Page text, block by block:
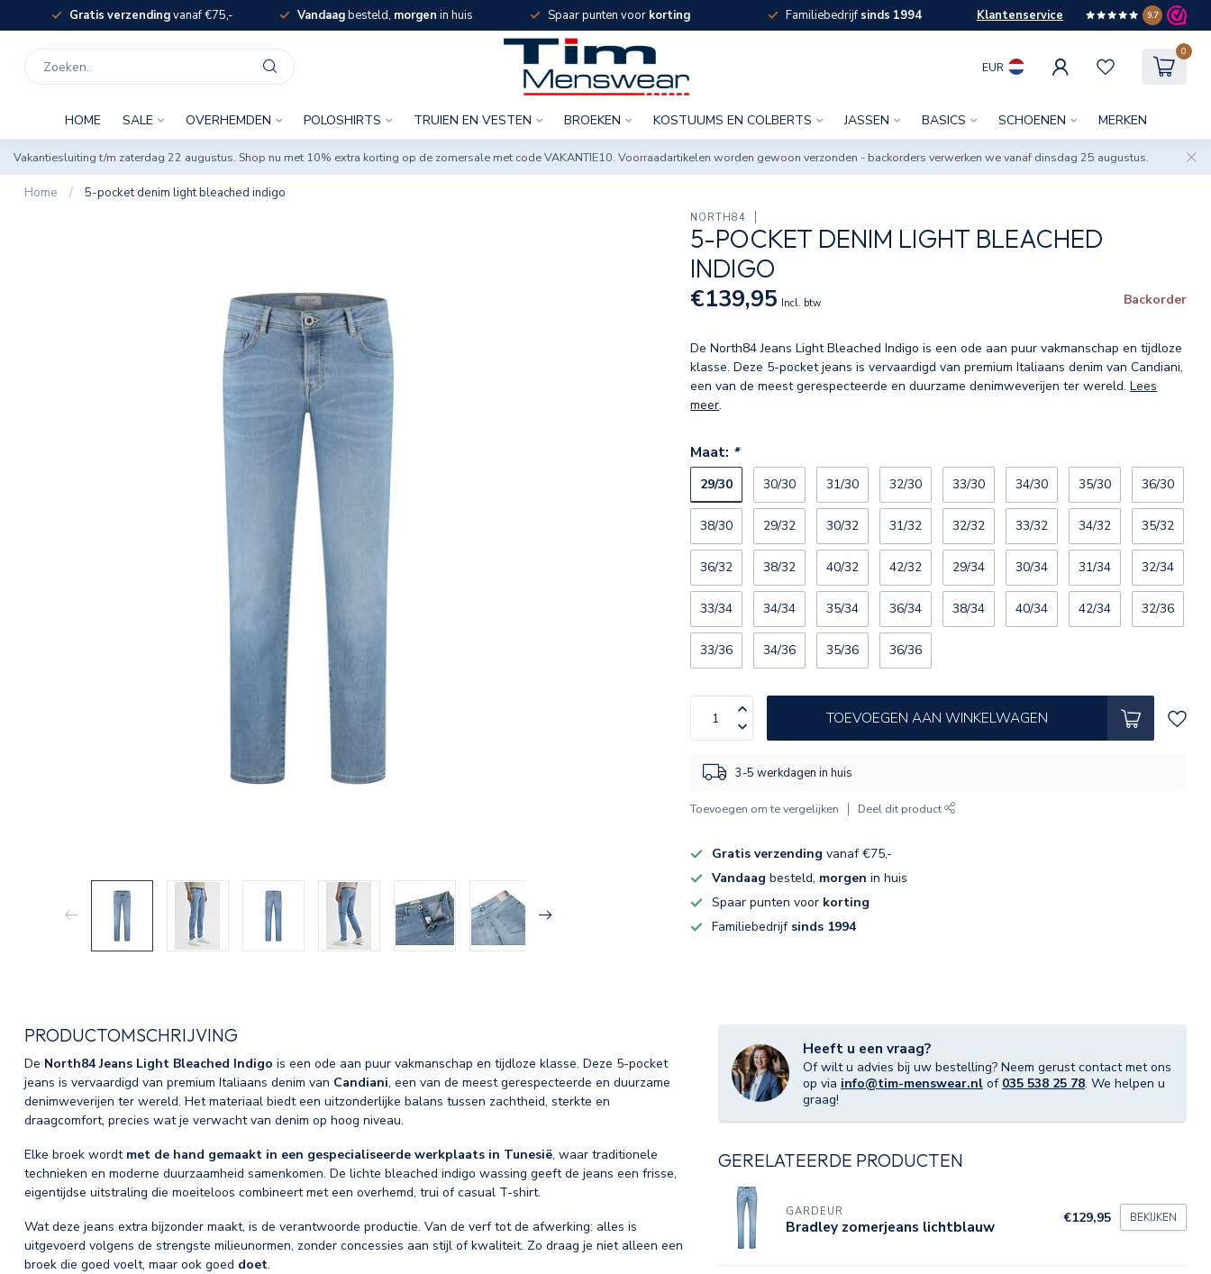
Gratis verzendingvanaf €75,- Vandaagbesteld, morgen in huis Spaar punten voor korting Familiebedrijf sinds 1994 Klantenservice 9.7
EUR
0
HOME SALE OVERHEMDEN POLOSHIRTS TRUIEN EN VESTEN BROEKEN KOSTUUMS EN COLBERTS JASSEN BASICS SCHOENEN MERKEN
Vakantiesluiting t/m zaterdag 22 augustus. Shop nu met 10% extra korting op de zomersale met code VAKANTIE10. Voorraadartikelen worden gewoon verzonden - backorders verwerken we vanaf dinsdag 25 augustus.
Home / 5-pocket denim light bleached indigo
NORTH84
5-POCKET DENIM LIGHT BLEACHED
INDIGO
€139,95 Incl. btw Backorder
De North84 Jeans Light Bleached Indigo is een ode aan puur vakmanschap en tijdloze
klasse. Deze 5-pocket jeans is vervaardigd van premium Italiaans denim van Candiani,
een van de meest gerespecteerde en duurzame denimweverijen ter wereld.Lees
meer.
Maat: *
29/30 30/30 31/30 32/30 33/30 34/30 35/30 36/30
38/30 29/32 30/32 31/32 32/32 33/32 34/32 35/32
36/32 38/32 40/32 42/32 29/34 30/34 31/34 32/34
33/34 34/34 35/34 36/34 38/34 40/34 42/34 32/36
33/36 34/36 35/36 36/36
TOEVOEGEN AAN WINKELWAGEN
3-5 werkdagen in huis
Toevoegen om te vergelijken Deel dit product
Gratis verzending vanaf €75,-
Vandaag besteld, morgen in huis
Spaar punten voor korting
Familiebedrijf sinds 1994
PRODUCTOMSCHRIJVING
De North84 Jeans Light Bleached Indigo is een ode aan puur vakmanschap en tijdloze klasse. Deze 5-pocket
jeans is vervaardigd van premium Italiaans denim van Candiani, een van de meest gerespecteerde en duurzame
denimweverijen ter wereld. Het materiaal biedt een uitzonderlijke balans tussen zachtheid, sterkte en
draagcomfort, precies wat je verwacht van denim op hoog niveau.
Elke broek wordt met de hand gemaakt in een gespecialiseerde werkplaats in Tunesië, waar traditionele
technieken en moderne duurzaamheid samenkomen. De lichte bleached indigo wassing geeft de jeans een frisse,
eigentijdse uitstraling die moeiteloos combineert met een overhemd, trui of casual T-shirt.
Wat deze jeans extra bijzonder maakt, is de verantwoorde productie. Van de verf tot de afwerking: alles is
uitgevoerd volgens de strengste milieunormen, zonder concessies aan stijl of kwaliteit. Zo draag je niet alleen een
broek die goed voelt, maar ook goed doet.
Heeft u een vraag?
Of wilt u advies bij uw bestelling? Neem gerust contact met ons
op via info@tim-menswear.nl of 035 538 25 78. We helpen u
graag!
GERELATEERDE PRODUCTEN
GARDEUR
Bradley zomerjeans lichtblauw €129,95 BEKIJKEN